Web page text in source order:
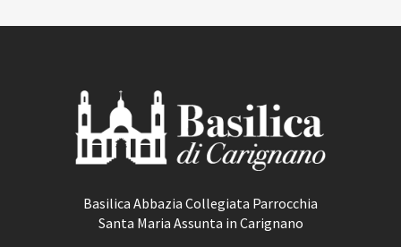
Basilica Abbazia Collegiata Parrocchia
Santa Maria Assunta in Carignano